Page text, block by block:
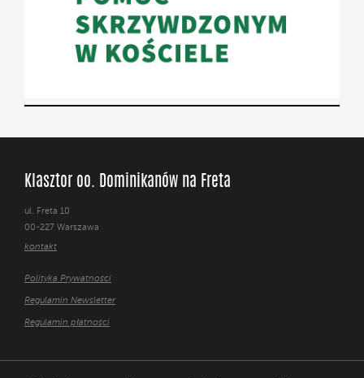
Klasztor oo. Dominikanów na Freta
ul. Freta 10
00-227 Warszawa
kontakt
Polityka Prywatności
Regulamin Newsletter
Regulamin płatności